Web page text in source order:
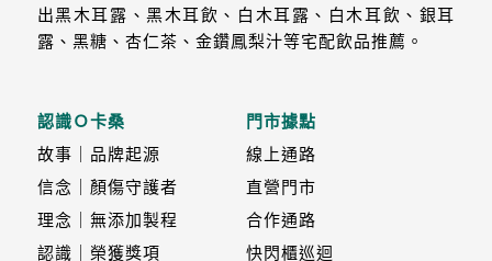
出黑木耳露、黑木耳飲、白木耳露、白木耳飲、銀耳
露、黑糖、杏仁茶、金鑽鳳梨汁等宅配飲品推薦。
認識Ｏ卡桑
故事｜品牌起源
信念｜顏傷守護者
理念｜無添加製程
認識｜榮獲獎項
門市據點
線上通路
直營門市
合作通路
快閃櫃巡迴